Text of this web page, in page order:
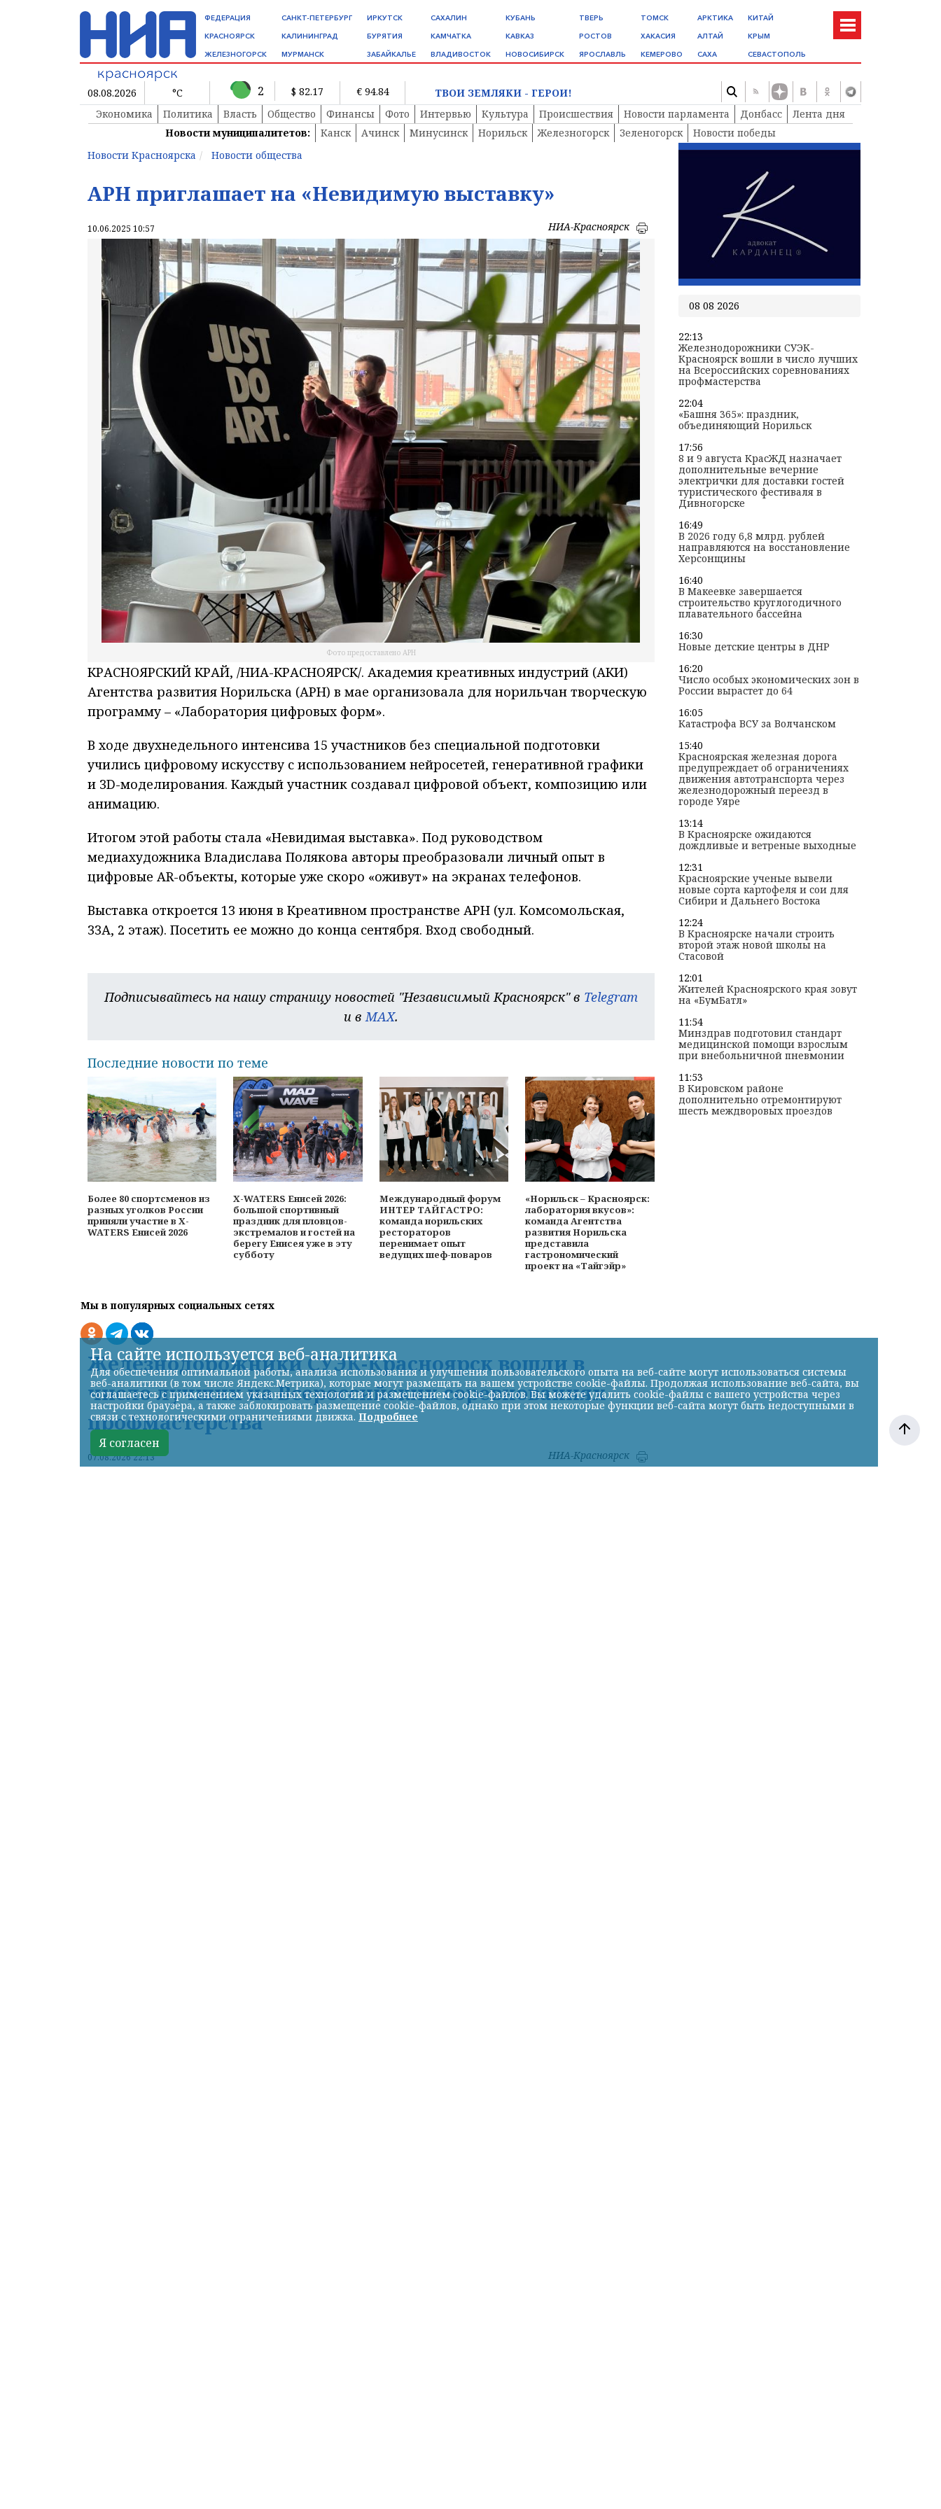
ФЕДЕРАЦИЯ
КРАСНОЯРСК
ЖЕЛЕЗНОГОРСК
САНКТ-ПЕТЕРБУРГ
КАЛИНИНГРАД
МУРМАНСК
ИРКУТСК
БУРЯТИЯ
ЗАБАЙКАЛЬЕ
САХАЛИН
КАМЧАТКА
ВЛАДИВОСТОК
КУБАНЬ
КАВКАЗ
НОВОСИБИРСК
ТВЕРЬ
РОСТОВ
ЯРОСЛАВЛЬ
ТОМСК
ХАКАСИЯ
КЕМЕРОВО
АРКТИКА
АЛТАЙ
САХА
КИТАЙ
КРЫМ
СЕВАСТОПОЛЬ
08.08.2026 °C 2 $ 82.17 € 94.84
ТВОИ ЗЕМЛЯКИ - ГЕРОИ!
Экономика
Политика Власть Общество Финансы Фото Интервью Культура Происшествия Новости парламента Донбасс
Лента дня
Новости муниципалитетов:
Канск Ачинск Минусинск Норильск Железногорск Зеленогорск
Новости победы
Новости Красноярска
Новости общества
АРН приглашает на «Невидимую выставку»
10.06.2025 10:57 НИА-Красноярск
Фото предоставлено АРН
КРАСНОЯРСКИЙ КРАЙ, /НИА-КРАСНОЯРСК/. Академия креативных индустрий (АКИ)
Агентства развития Норильска (АРН) в мае организовала для норильчан творческую
программу – «Лаборатория цифровых форм».
В ходе двухнедельного интенсива 15 участников без специальной подготовки
учились цифровому искусству с использованием нейросетей, генеративной графики
и 3D-моделирования. Каждый участник создавал цифровой объект, композицию или
анимацию.
Итогом этой работы стала «Невидимая выставка». Под руководством
медиахудожника Владислава Полякова авторы преобразовали личный опыт в
цифровые AR-объекты, которые уже скоро «оживут» на экранах телефонов.
Выставка откроется 13 июня в Креативном пространстве АРН (ул. Комсомольская,
33А, 2 этаж). Посетить ее можно до конца сентября. Вход свободный.
Подписывайтесь на нашу страницу новостей "Независимый Красноярск" в Telegram
и вMAX.
Последние новости по теме
Более 80 спортсменов из
разных уголков России
приняли участие в X-
WATERS Енисей 2026
X-WATERS Енисей 2026:
большой спортивный
праздник для пловцов-
экстремалов и гостей на
берегу Енисея уже в эту
субботу
Международный форум
ИНТЕР ТАЙГАСТРО:
команда норильских
рестораторов
перенимает опыт
ведущих шеф-поваров
«Норильск – Красноярск:
лаборатория вкусов»:
команда Агентства
развития Норильска
представила
гастрономический
проект на «Тайгэйр»
Мы в популярных социальных сетях
Железнодорожники СУЭК-Красноярск вошли в
число лучших на Всероссийских соревнованиях
профмастерства
07.08.2026 22:13 НИА-Красноярск
08 08 2026
22:13
Железнодорожники СУЭК-
Красноярск вошли в число лучших
на Всероссийских соревнованиях
профмастерства
22:04
«Башня 365»: праздник,
объединяющий Норильск
17:56
8 и 9 августа КрасЖД назначает
дополнительные вечерние
электрички для доставки гостей
туристического фестиваля в
Дивногорске
16:49
В 2026 году 6,8 млрд. рублей
направляются на восстановление
Херсонщины
16:40
В Макеевке завершается
строительство круглогодичного
плавательного бассейна
16:30
Новые детские центры в ДНР
16:20
Число особых экономических зон в
России вырастет до 64
16:05
Катастрофа ВСУ за Волчанском
15:40
Красноярская железная дорога
предупреждает об ограничениях
движения автотранспорта через
железнодорожный переезд в
городе Уяре
13:14
В Красноярске ожидаются
дождливые и ветреные выходные
12:31
Красноярские ученые вывели
новые сорта картофеля и сои для
Сибири и Дальнего Востока
12:24
В Красноярске начали строить
второй этаж новой школы на
Стасовой
12:01
Жителей Красноярского края зовут
на «БумБатл»
11:54
Минздрав подготовил стандарт
медицинской помощи взрослым
при внебольничной пневмонии
11:53
В Кировском районе
дополнительно отремонтируют
шесть междворовых проездов
На сайте используется веб-аналитика
Для обеспечения оптимальной работы, анализа использования и улучшения пользовательского опыта на веб-сайте могут использоваться системы
веб-аналитики (в том числе Яндекс.Метрика), которые могут размещать на вашем устройстве cookie-файлы. Продолжая использование веб-сайта, вы
соглашаетесь с применением указанных технологий и размещением cookie-файлов. Вы можете удалить cookie-файлы с вашего устройства через
настройки браузера, а также заблокировать размещение cookie-файлов, однако при этом некоторые функции веб-сайта могут быть недоступными в
связи с технологическими ограничениями движка. Подробнее
Я согласен